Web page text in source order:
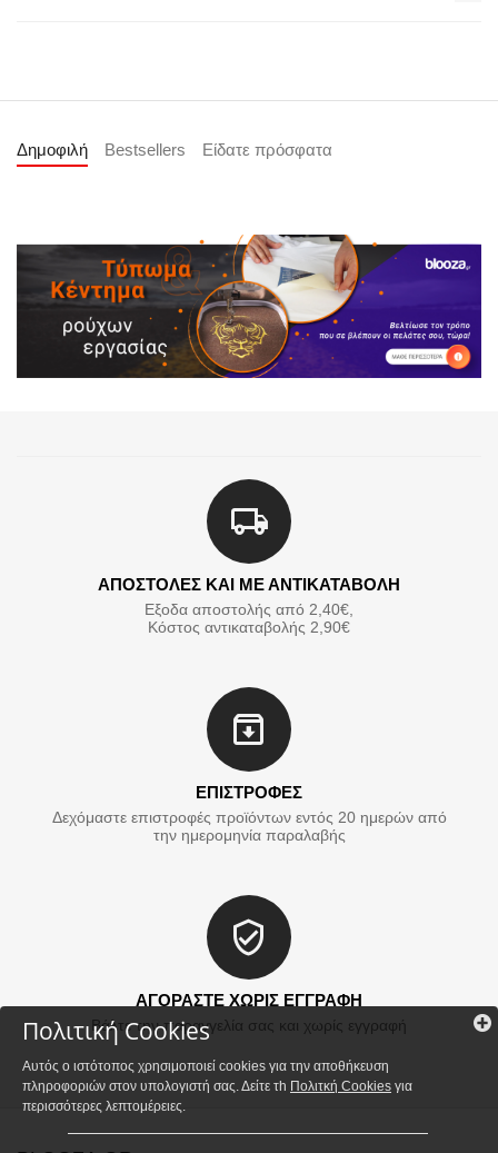
Δημοφιλή Bestsellers Είδατε πρόσφατα
ΑΠΟΣΤΟΛΕΣ ΚΑΙ ΜΕ ΑΝΤΙΚΑΤΑΒΟΛΗ
Εξοδα αποστολής από 2,40€,
Κόστος αντικαταβολής 2,90€
ΕΠΙΣΤΡΟΦΕΣ
Δεχόμαστε επιστροφές προϊόντων εντός 20 ημερών από
την ημερομηνία παραλαβής
ΑΓΟΡΑΣΤΕ ΧΩΡΙΣ ΕΓΓΡΑΦΗ
Βάλτε την παραγγελία σας και χωρίς εγγραφή
Πολιτική Cookies
Αυτός ο ιστότοπος χρησιμοποιεί cookies για την αποθήκευση
πληροφοριών στον υπολογιστή σας. Δείτε τh Πολιτκή Cookies για
περισσότερες λεπτομέρειες.